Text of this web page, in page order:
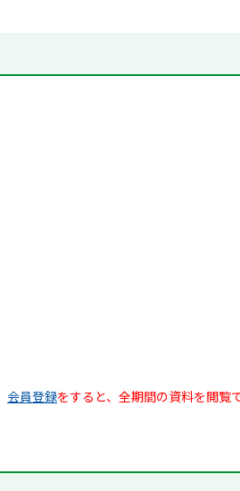
会員登録をすると、全期間の資料を閲覧